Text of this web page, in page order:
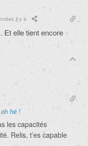
il y a
Et elle tient encore
hé !
les capacités
Relis, t’es capable